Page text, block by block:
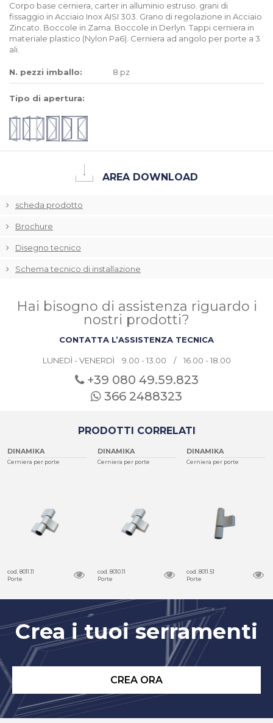
Corpo base cerniera, carter in alluminio estruso. grani di
fissaggio in Acciaio Inox AISI 303. Grano di regolazione in Acciaio
Zincato. Boccole in Zama. Boccole in Derlyn. Tappi cerniera in
materiale plastico (Nylon Pa6). Cerniera ad angolo per porte a 3
ali.
N. pezzi imballo: 8 pz
Tipo di apertura:
AREA DOWNLOAD
scheda prodotto
Brochure
Disegno tecnico
Schema tecnico di installazione
Hai bisogno di assistenza riguardo i
nostri prodotti?
CONTATTA L’ASSISTENZA TECNICA
LUNEDÌ - VENERDÌ 9.00 - 13.00 / 16.00 - 18.00
+39 080 49.59.823
366 2488323
PRODOTTI CORRELATI
DINAMIKA
Cerniera per porte
cod. 8011.11
Porte
DINAMIKA
Cerniera per porte
cod. 8010.11
Porte
DINAMIKA
Cerniera per porte
cod. 8011.51
Porte
Crea i tuoi serramenti
CREA ORA